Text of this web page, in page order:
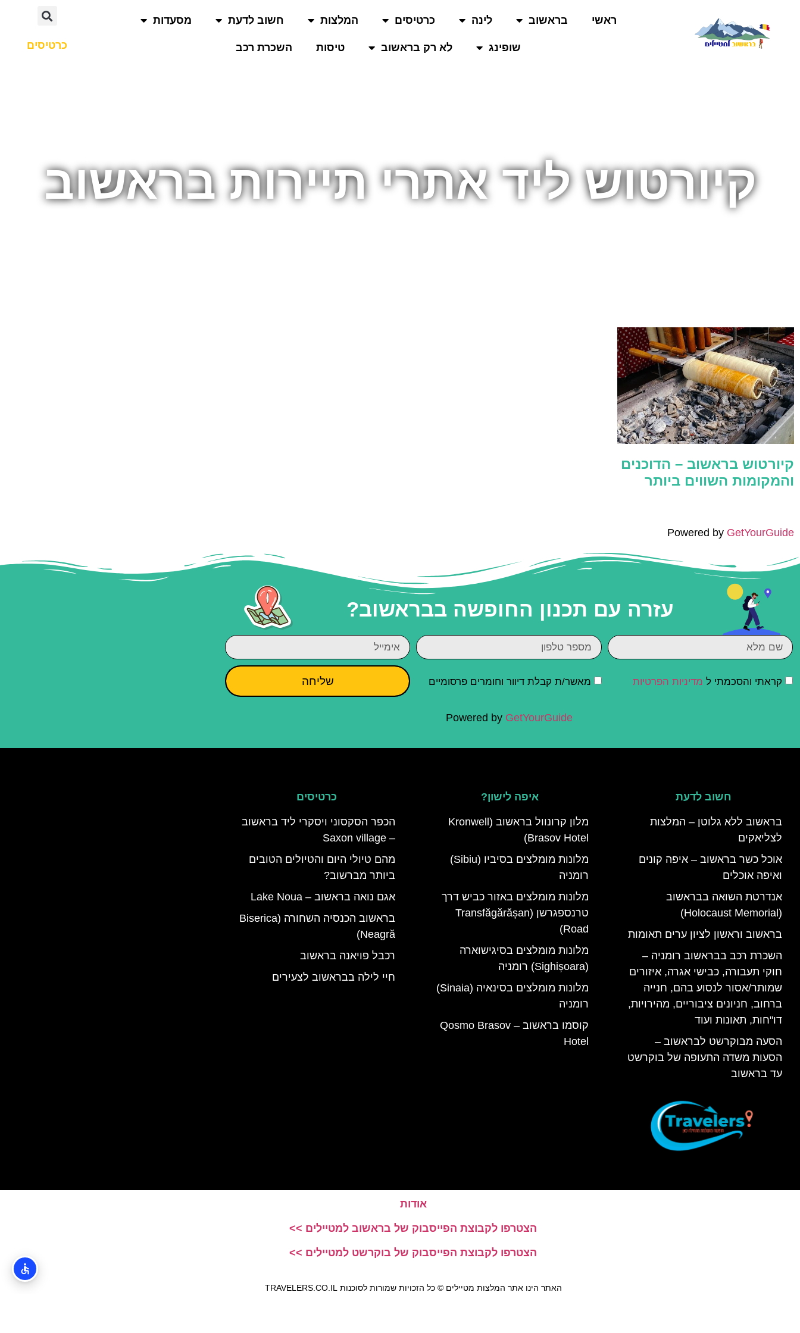
ראשי בראשוב לינה כרטיסים המלצות חשוב לדעת מסעדות
שופינג לא רק בראשוב טיסות השכרת רכב כרטיסים
קיורטוש ליד אתרי תיירות בראשוב
קיורטוש בראשוב – הדוכנים
והמקומות השווים ביותר
Powered by GetYourGuide
עזרה עם תכנון החופשה בבראשוב?
קראתי והסכמתי ל מדיניות הפרטיות מאשר/ת קבלת דיוור וחומרים פרסומיים שליחה
Powered by GetYourGuide
חשוב לדעת
בראשוב ללא גלוטן – המלצות
לצליאקים
אוכל כשר בראשוב – איפה קונים
ואיפה אוכלים
אנדרטת השואה בבראשוב
(Holocaust Memorial)
בראשוב וראשון לציון ערים תאומות
השכרת רכב בבראשוב רומניה –
חוקי תעבורה, כבישי אגרה, איזורים
שמותר/אסור לנסוע בהם, חנייה
ברחוב, חניונים ציבוריים, מהירויות,
דו"חות, תאונות ועוד
הסעה מבוקרשט לבראשוב –
הסעות משדה התעופה של בוקרשט
עד בראשוב
איפה לישון?
מלון קרונוול בראשוב (Kronwell
Brasov Hotel)
מלונות מומלצים בסיביו (Sibiu)
רומניה
מלונות מומלצים באזור כביש דרך
טרנספגרשן (Transfăgărășan
Road)
מלונות מומלצים בסיגישוארה
(Sighișoara) רומניה
מלונות מומלצים בסינאיה (Sinaia)
רומניה
קוסמו בראשוב – Qosmo Brasov
Hotel
כרטיסים
הכפר הסקסוני ויסקרי ליד בראשוב
– Saxon village
מהם טיולי היום והטיולים הטובים
ביותר מברשוב?
אגם נואה בראשוב – ‪Lake Noua‬
בראשוב הכנסיה השחורה (Biserica
Neagră)
רכבל פויאנה בראשוב
חיי לילה בבראשוב לצעירים
אודות
הצטרפו לקבוצת הפייסבוק של בראשוב למטיילים >>
הצטרפו לקבוצת הפייסבוק של בוקרשט למטיילים >>
האתר הינו אתר המלצות מטיילים © כל הזכויות שמורות לסוכנות TRAVELERS.CO.IL